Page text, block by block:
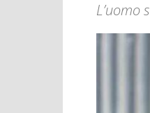
L’uomo